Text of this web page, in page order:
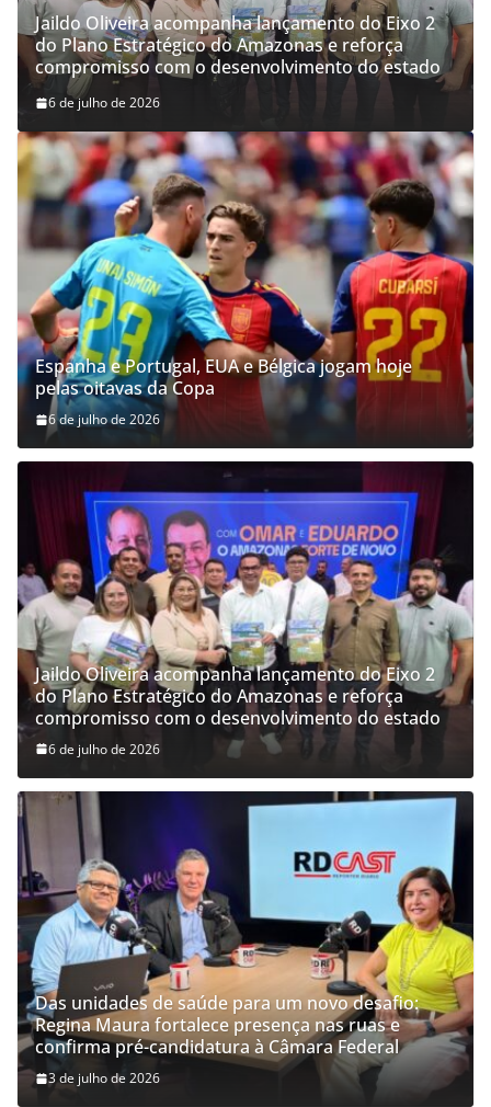
Jaildo Oliveira acompanha lançamento do Eixo 2
do Plano Estratégico do Amazonas e reforça
compromisso com o desenvolvimento do estado
6 de julho de 2026
Espanha e Portugal, EUA e Bélgica jogam hoje
pelas oitavas da Copa
6 de julho de 2026
Jaildo Oliveira acompanha lançamento do Eixo 2
do Plano Estratégico do Amazonas e reforça
compromisso com o desenvolvimento do estado
6 de julho de 2026
Das unidades de saúde para um novo desafio:
Regina Maura fortalece presença nas ruas e
confirma pré-candidatura à Câmara Federal
3 de julho de 2026